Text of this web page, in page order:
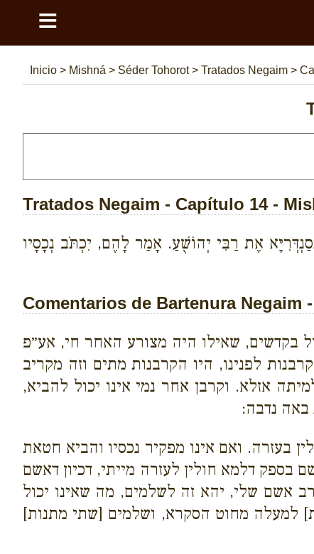
≡
Inicio > Mishná > Séder Tohorot> Tratados Negaim >
Tratados Negaim - Capítulo 14 -
אֶת רַבִּי יְהוֹשֻׁעַ. אָמַר לָהֶם, יִכְתֹּב נְכָסָיו
Comentarios de Bartenura Negaim
בקדשים, שאילו היה מצורע האחר חי, אע״פ
לפנינו, היו הקרבנות מתים וזה מקריב
אזלא. וקרבן אחר נמי אינו יכול להביא,
באה נדבה:
בעזרה. ואם אינו מפקיר נכסיו והביא חטאת
דלמא חולין לעזרה מייתי, דכיון דאשם
אשם שלי, יהא זה לשלמים, מה שאינו יכול
למעלה מחוט הסקרא, ושלמים [שתי מתנות]